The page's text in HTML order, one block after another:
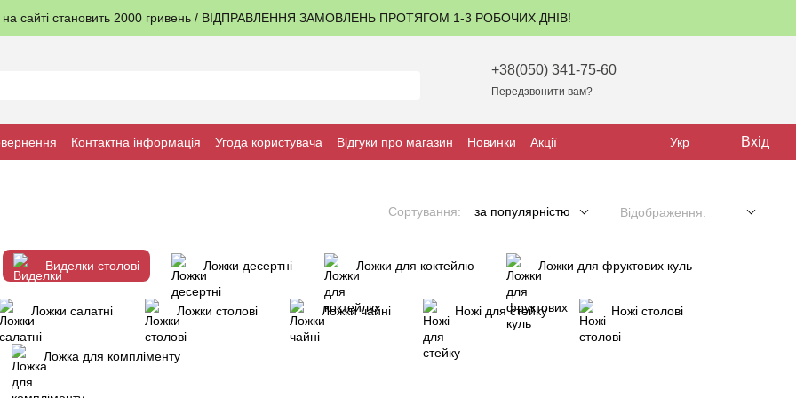
на сайті становить 2000 гривень / ВІДПРАВЛЕННЯ ЗАМОВЛЕНЬ ПРОТЯГОМ 1-3 РОБОЧИХ ДНІВ!
+38(050) 341-75-60
Передзвонити вам?
Контактна інформація Угода користувача Відгуки про магазин Новинки Акції Укр Вхід
Сортування: за популярністю Відображення:
Виделки столові Ложки десертні Ложки для коктейлю Ложки для фруктових куль
Ложки салатні Ложки столові Ложки чайні Ножі для стейку Ножі столові
Ложка для компліменту